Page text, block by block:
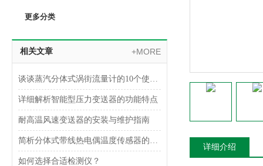
更多分类
相关文章 +MORE
谈谈蒸汽分体式涡街流量计的10个使用要点
详细解析智能型压力变送器的功能特点
耐高温风速变送器的安装与维护指南
简析分体式带线热电偶温度传感器的原理和特点
如何选择合适检测仪？
详细介绍